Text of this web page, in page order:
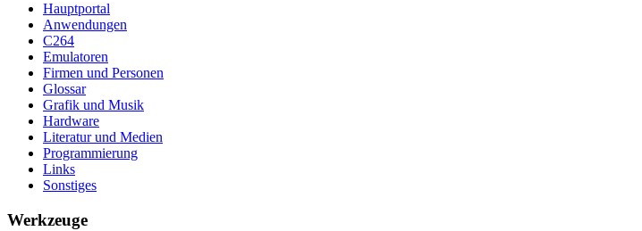
Hauptportal
Anwendungen
C264
Emulatoren
Firmen und Personen
Glossar
Grafik und Musik
Hardware
Literatur und Medien
Programmierung
Links
Sonstiges
Werkzeuge